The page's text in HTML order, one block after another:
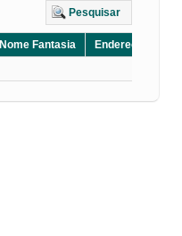
Pesquisar
Nome Fantasia Endereço